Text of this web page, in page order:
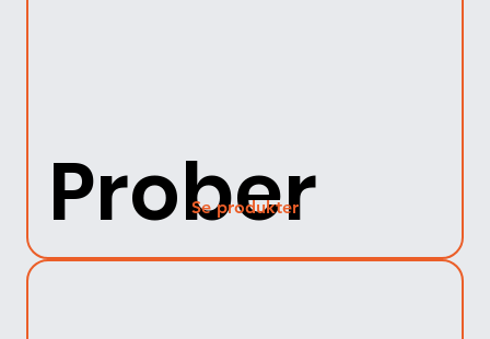
Prober
Se produkter